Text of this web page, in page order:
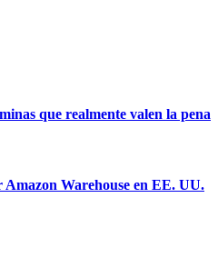
que realmente valen la pena
Warehouse en EE. UU.